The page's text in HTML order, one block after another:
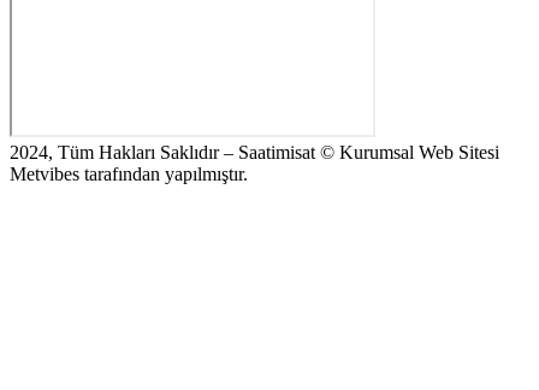
2024, Tüm Hakları Saklıdır – Saatimisat © Kurumsal Web Sitesi
Metvibes tarafından yapılmıştır.